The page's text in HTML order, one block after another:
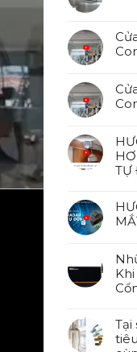
TỰ
Tại